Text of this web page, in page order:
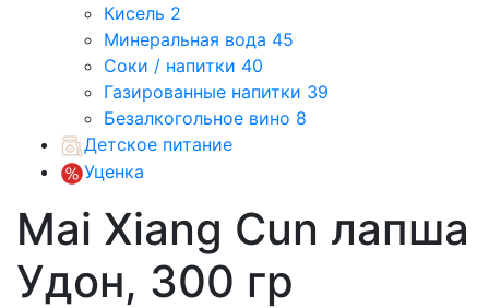
Кисель 2
Минеральная вода 45
Соки / напитки 40
Газированные напитки 39
Безалкогольное вино 8
Детское питание
Уценка
Mai Xiang Cun лапша
Удон, 300 гр